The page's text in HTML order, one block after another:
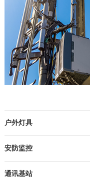
户外灯具
安防监控
通讯基站